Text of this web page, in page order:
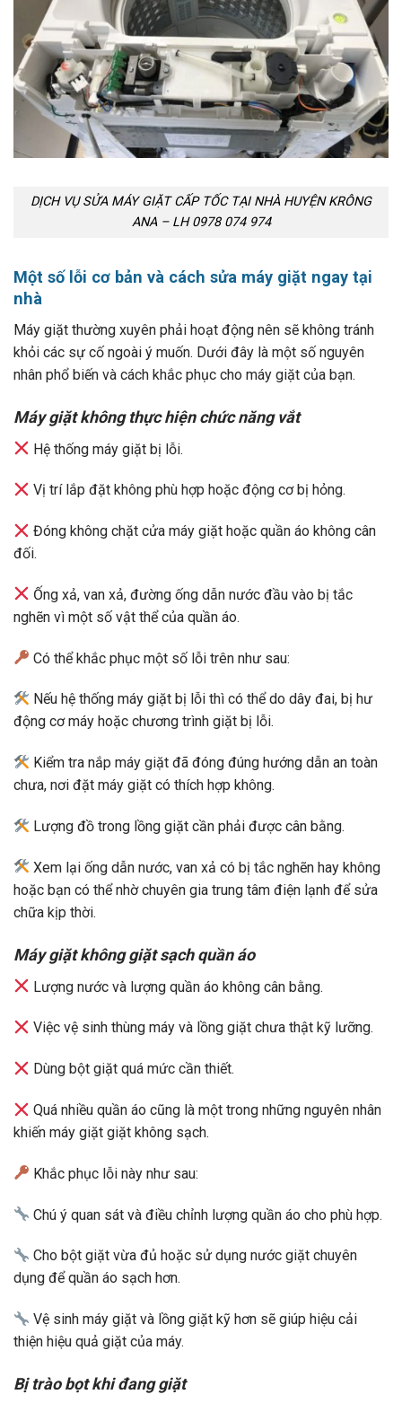
DỊCH VỤ SỬA MÁY GIẶT CẤP TỐC TẠI NHÀ HUYỆN KRÔNG
ANA – LH 0978 074 974
Một số lỗi cơ bản và cách sửa máy giặt ngay tại
nhà
Máy giặt thường xuyên phải hoạt động nên sẽ không tránh
khỏi các sự cố ngoài ý muốn. Dưới đây là một số nguyên
nhân phổ biến và cách khắc phục cho máy giặt của bạn.
Máy giặt không thực hiện chức năng vắt
Hệ thống máy giặt bị lỗi.
Vị trí lắp đặt không phù hợp hoặc động cơ bị hỏng.
Đóng không chặt cửa máy giặt hoặc quần áo không cân
đối.
Ống xả, van xả, đường ống dẫn nước đầu vào bị tắc
nghẽn vì một số vật thể của quần áo.
Có thể khắc phục một số lỗi trên như sau:
Nếu hệ thống máy giặt bị lỗi thì có thể do dây đai, bị hư
động cơ máy hoặc chương trình giặt bị lỗi.
Kiểm tra nắp máy giặt đã đóng đúng hướng dẫn an toàn
chưa, nơi đặt máy giặt có thích hợp không.
Lượng đồ trong lồng giặt cần phải được cân bằng.
Xem lại ống dẫn nước, van xả có bị tắc nghẽn hay không
hoặc bạn có thể nhờ chuyên gia trung tâm điện lạnh để sửa
chữa kịp thời.
Máy giặt không giặt sạch quần áo
Lượng nước và lượng quần áo không cân bằng.
Việc vệ sinh thùng máy và lồng giặt chưa thật kỹ lưỡng.
Dùng bột giặt quá mức cần thiết.
Quá nhiều quần áo cũng là một trong những nguyên nhân
khiến máy giặt giặt không sạch.
Khắc phục lỗi này như sau:
Chú ý quan sát và điều chỉnh lượng quần áo cho phù hợp.
Cho bột giặt vừa đủ hoặc sử dụng nước giặt chuyên
dụng để quần áo sạch hơn.
Vệ sinh máy giặt và lồng giặt kỹ hơn sẽ giúp hiệu cải
thiện hiệu quả giặt của máy.
Bị trào bọt khi đang giặt